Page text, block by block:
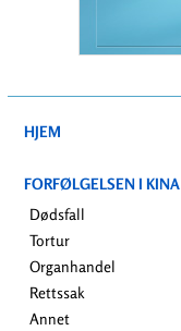
HJEM
FORFØLGELSEN I KINA
Dødsfall
Tortur
Organhandel
Rettssak
Annet